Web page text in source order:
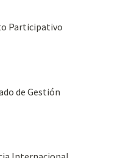
Participativo
de Gestión